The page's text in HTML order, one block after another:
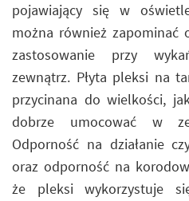
pojawiający się w
można również
zastosowanie przy
zewnątrz. Płyta pleksi na
przycinana do wielkości,
dobrze umocować w
Odporność na działanie
oraz odporność na
że pleksi wykorzystuje